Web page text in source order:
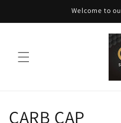
เนื้อหา
Welcome to
ค
CARB CAP